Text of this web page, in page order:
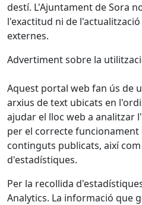
destí. L'Ajuntament de Sora
l'exactitud ni de
externes.
Advertiment sobre la
Aquest portal web fan ús de
arxius de text ubicats en
ajudar el lloc web a analitzar
per el correcte funcionament
continguts publicats, així
d'estadístiques.
Per la recollida
Analytics. La informació que